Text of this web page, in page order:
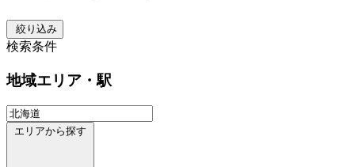
絞り込み
検索条件
地域エリア・駅
エリアから探す